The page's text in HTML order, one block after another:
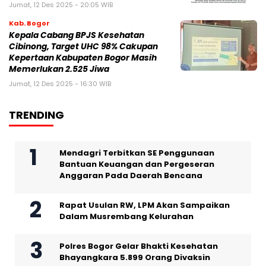
Jumat, 12 Des 2025 - 20:05 WIB
Kab. Bogor
Kepala Cabang BPJS Kesehatan
Cibinong, Target UHC 98% Cakupan
Kepertaan Kabupaten Bogor Masih
Memerlukan 2.525 Jiwa
Jumat, 12 Des 2025 - 16:30 WIB
TRENDING
Mendagri Terbitkan SE Penggunaan
Bantuan Keuangan dan Pergeseran
Anggaran Pada Daerah Bencana
Rapat Usulan RW, LPM Akan Sampaikan
Dalam Musrembang Kelurahan
Polres Bogor Gelar Bhakti Kesehatan
Bhayangkara 5.899 Orang Divaksin